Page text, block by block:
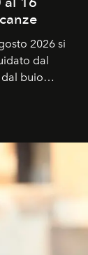
2026 si
dal
buio
agosto,